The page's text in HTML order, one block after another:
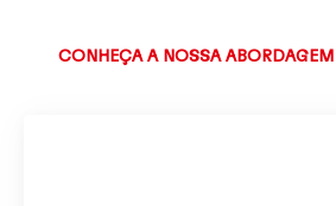
CONHEÇA A NOSSA ABORDAGEM